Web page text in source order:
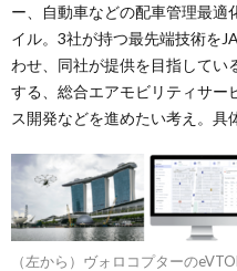
ー、自動車などの配車管理最適
イル。3社が持つ最先端技術を
わせ、同社が提供を目指してい
する、総合エアモビリティサー
ス開発などを進めたい考え。具
（左から）ヴォロコプターの